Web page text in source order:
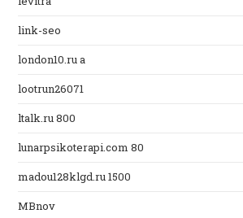
link-seo
london10.ru a
lootrun26071
ltalk.ru 800
lunarpsikoterapi.com 80
madou128klgd.ru 1500
MBnov